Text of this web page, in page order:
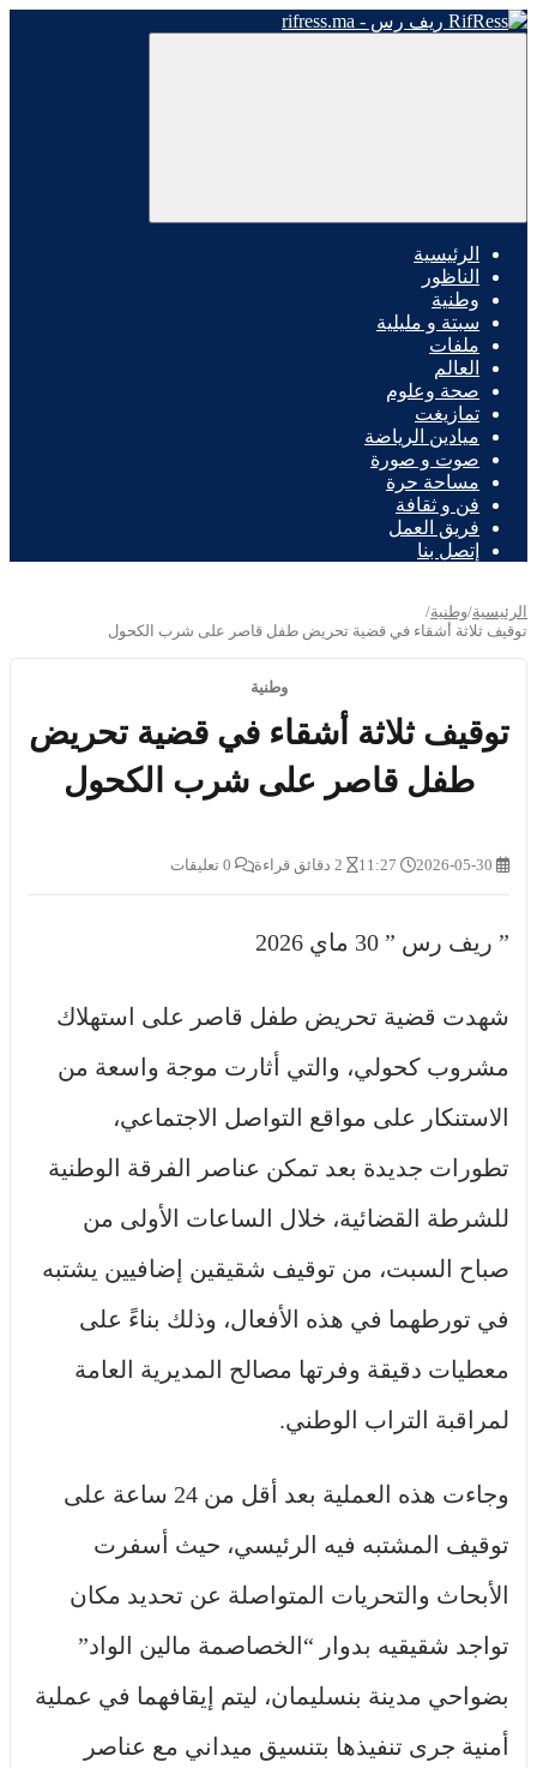
الرئيسية
الناظور
وطنية
سبتة و مليلية
ملفات
العالم
صحة وعلوم
تمازيغت
ميادين الرياضة
صوت و صورة
مساحة حرة
فن و ثقافة
فريق العمل
إتصل بنا
الرئيسية/وطنية/
توقيف ثلاثة أشقاء في قضية تحريض طفل قاصر على شرب الكحول
وطنية
توقيف ثلاثة أشقاء في قضية تحريض
طفل قاصر على شرب الكحول
” ريف رس ” 30 ماي 2026
شهدت قضية تحريض طفل قاصر على استهلاك
مشروب كحولي، والتي أثارت موجة واسعة من
الاستنكار على مواقع التواصل الاجتماعي،
تطورات جديدة بعد تمكن عناصر الفرقة الوطنية
للشرطة القضائية، خلال الساعات الأولى من
صباح السبت، من توقيف شقيقين إضافيين يشتبه
في تورطهما في هذه الأفعال، وذلك بناءً على
معطيات دقيقة وفرتها مصالح المديرية العامة
لمراقبة التراب الوطني.
وجاءت هذه العملية بعد أقل من 24 ساعة على
توقيف المشتبه فيه الرئيسي، حيث أسفرت
الأبحاث والتحريات المتواصلة عن تحديد مكان
تواجد شقيقيه بدوار “الخصاصمة مالين الواد”
بضواحي مدينة بنسليمان، ليتم إيقافهما في عملية
أمنية جرى تنفيذها بتنسيق ميداني مع عناصر